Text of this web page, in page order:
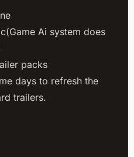
Ai system does
packs
days to refresh the
trailers.